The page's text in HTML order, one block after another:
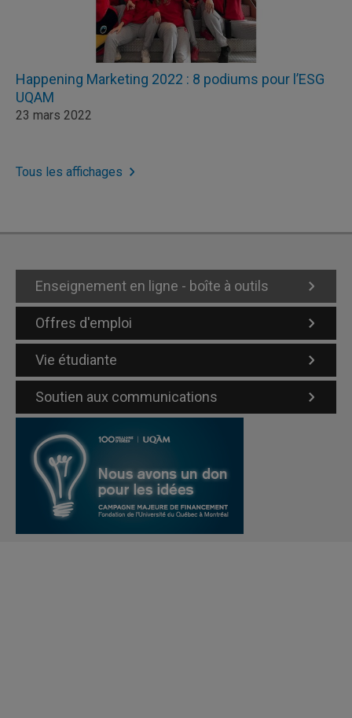
Happening Marketing 2022 : 8 podiums pour l’ESG
UQAM
23 mars 2022
Tous les affichages
Enseignement en ligne - boîte à outils
Offres d'emploi
Vie étudiante
Soutien aux communications